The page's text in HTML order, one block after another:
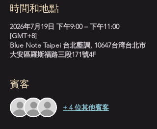
時間和地點
2026年7月19日 下午9:00 – 下午11:00
[GMT+8]
Blue Note Taipei 台北藍調, 10647台湾台北市
大安區羅斯福路三段171號4F
賓客
+ 4 位其他賓客